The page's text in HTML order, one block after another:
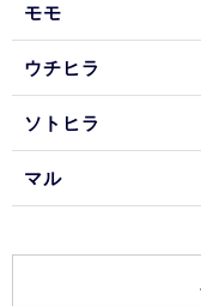
モモ
ウチヒラ
ソトヒラ
マル